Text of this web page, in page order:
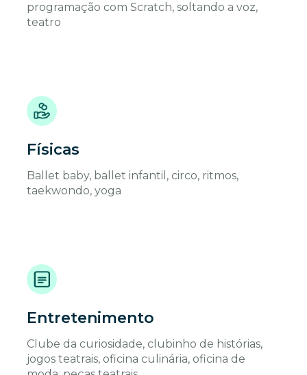
programação com Scratch, soltando a voz,
teatro
Físicas
Ballet baby, ballet infantil, circo, ritmos,
taekwondo, yoga
Entretenimento
Clube da curiosidade, clubinho de histórias,
jogos teatrais, oficina culinária, oficina de